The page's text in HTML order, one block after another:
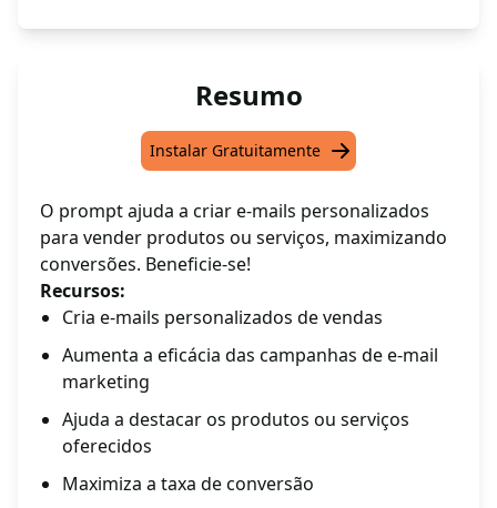
Resumo
Instalar Gratuitamente
O prompt ajuda a criar e-mails personalizados
para vender produtos ou serviços, maximizando
conversões. Beneficie-se!
Recursos:
Cria e-mails personalizados de vendas
Aumenta a eficácia das campanhas de e-mail
marketing
Ajuda a destacar os produtos ou serviços
oferecidos
Maximiza a taxa de conversão